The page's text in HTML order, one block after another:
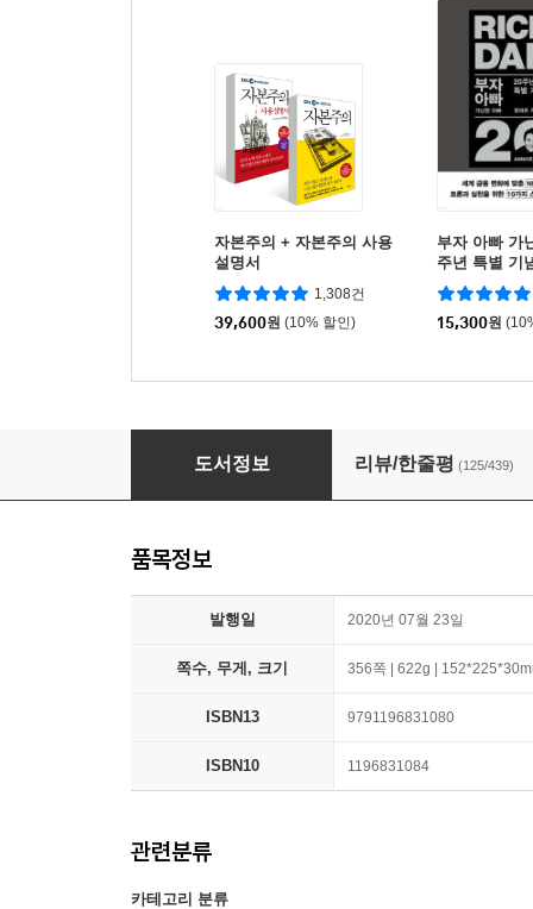
자본주의 + 자본주의 사용
설명서
1,308건
39,600원 (10% 할인)
부자 아빠 가
주년 특별 기
15,300원
부의 대이동
도서정보 리뷰/한줄평 (125/439)
품목정보
발행일 2020년 07월 23일
쪽수, 무게, 크기 356쪽 | 622g |
ISBN13 9791196831080
ISBN10 1196831084
관련분류
카테고리 분류